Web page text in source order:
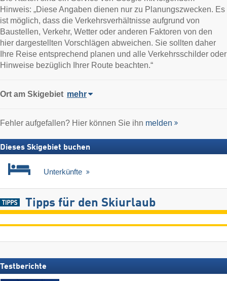
Hinweis: „Diese Angaben dienen nur zu Planungszwecken. Es
ist möglich, dass die Verkehrsverhältnisse aufgrund von
Baustellen, Verkehr, Wetter oder anderen Faktoren von den
hier dargestellten Vorschlägen abweichen. Sie sollten daher
Ihre Reise entsprechend planen und alle Verkehrsschilder oder
Hinweise bezüglich Ihrer Route beachten.“
Ort am Skigebiet mehr
Fehler aufgefallen? Hier können Sie ihn melden
Dieses Skigebiet buchen
Unterkünfte
Tipps für den Skiurlaub
Testberichte